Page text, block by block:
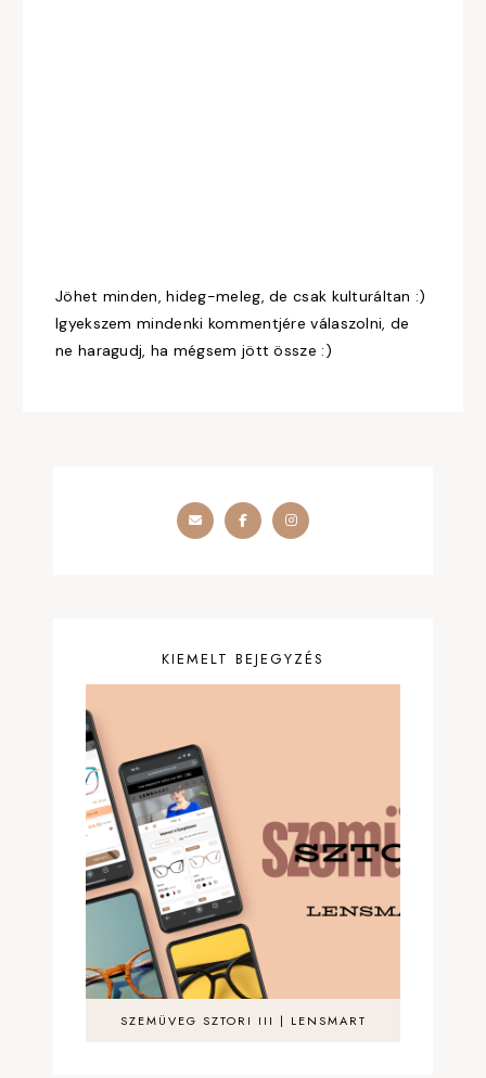
Jöhet minden, hideg-meleg, de csak kulturáltan :)
Igyekszem mindenki kommentjére válaszolni, de
ne haragudj, ha mégsem jött össze :)
KIEMELT BEJEGYZÉS
SZEMÜVEG SZTORI III | LENSMART